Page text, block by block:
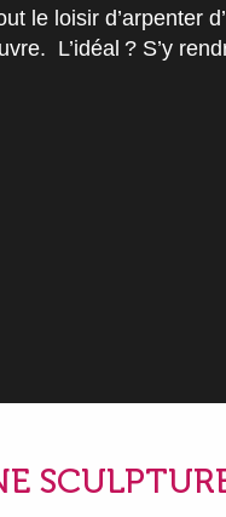
le loisir d’arpenter
L’idéal ? S’y
aux